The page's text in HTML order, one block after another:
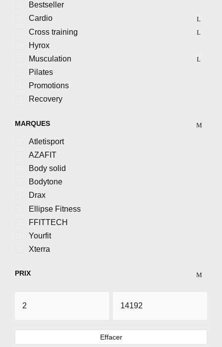
Bestseller
Cardio
Cross training
Hyrox
Musculation
Pilates
Promotions
Recovery
MARQUES
Atletisport
AZAFIT
Body solid
Bodytone
Drax
Ellipse Fitness
FFITTECH
Yourfit
Xterra
PRIX
Effacer